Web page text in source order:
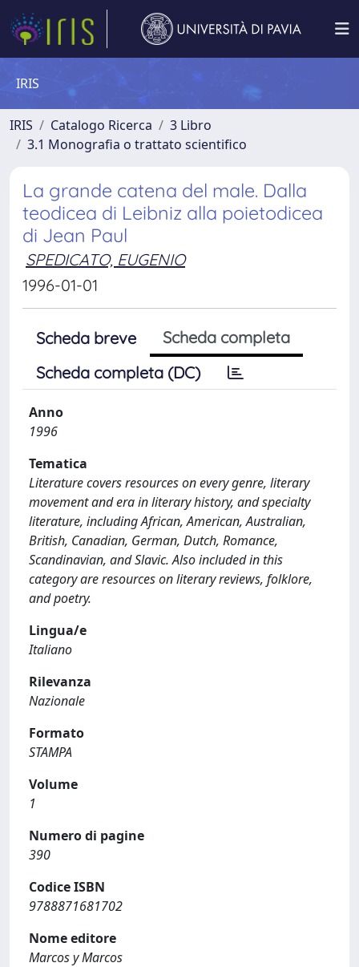
IRIS
IRIS Catalogo Ricerca
3 Libro
3.1 Monografia o trattato scientifico
La grande catena del male. Dalla
teodicea di Leibniz alla poietodicea
di Jean Paul
SPEDICATO, EUGENIO
1996-01-01
Scheda breve
Scheda completa
Scheda completa (DC)
Anno
1996
Tematica
Literature covers resources on every genre, literary
movement and era in literary history, and specialty
literature, including African, American, Australian,
British, Canadian, German, Dutch, Romance,
Scandinavian, and Slavic. Also included in this
category are resources on literary reviews, folklore,
and poetry.
Lingua/e
Italiano
Rilevanza
Nazionale
Formato
STAMPA
Volume
1
Numero di pagine
390
Codice ISBN
9788871681702
Nome editore
Marcos y Marcos